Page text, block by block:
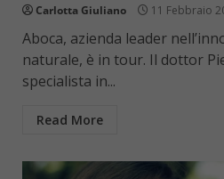
Carlotta Giuliano 11 Febbraio
Aboca, azienda leader
naturale, è in tour. Il dottor
specialista in...
Read More